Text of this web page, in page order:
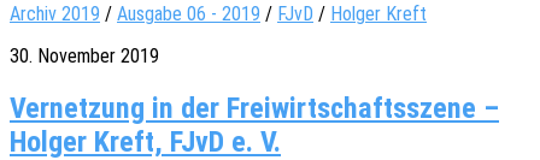
Archiv 2019 / Ausgabe 06 - 2019 / FJvD / Holger Kreft
30. November 2019
Vernetzung in der Freiwirtschaftsszene –
Holger Kreft, FJvD e. V.